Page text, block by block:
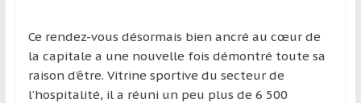
découverte
culturelle
Ce rendez-vous désormais bien ancré au cœur de
la capitale a une nouvelle fois démontré toute sa
raison d’être. Vitrine sportive du secteur de
l’hospitalité, il a réuni un peu plus de 6 500